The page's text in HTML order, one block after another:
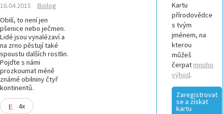
16.04.2015
Biolog
Obilí, to není jen
pšenice nebo ječmen.
Lidé jsou vynalézaví a
na zrno pěstují také
spoustu dalších rostlin.
Pojďte s námi
prozkoumat méně
známé obilniny čtyř
kontinentů.
4x
Kartu
přírodovědce
s tvým
jménem, na
kterou
můžeš
čerpat mnoho
výhod.
Zaregistrovat
se a získat
kartu